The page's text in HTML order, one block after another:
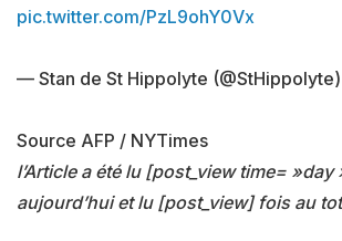
pic.twitter.com/PzL9ohY0Vx
— Stan de St Hippolyte (@StHippolyte)
Source AFP / NYTimes
l’Article a été lu [post_view time=
aujourd’hui et lu [post_view] fois au